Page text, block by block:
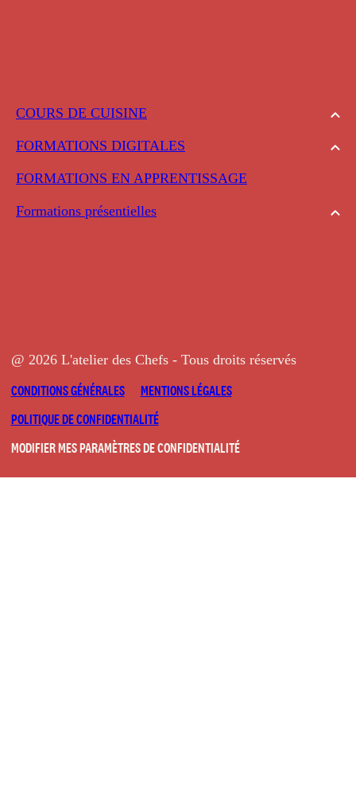
COURS DE CUISINE
FORMATIONS DIGITALES
FORMATIONS EN APPRENTISSAGE
Formations présentielles
@ 2026 L'atelier des Chefs - Tous droits réservés
CONDITIONS GÉNÉRALES
MENTIONS LÉGALES
POLITIQUE DE CONFIDENTIALITÉ
MODIFIER MES PARAMÈTRES DE CONFIDENTIALITÉ